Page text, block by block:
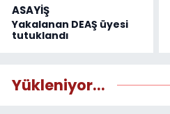
ASAYİŞ
Yakalanan DEAŞ üyesi
tutuklandı
Yükleniyor...